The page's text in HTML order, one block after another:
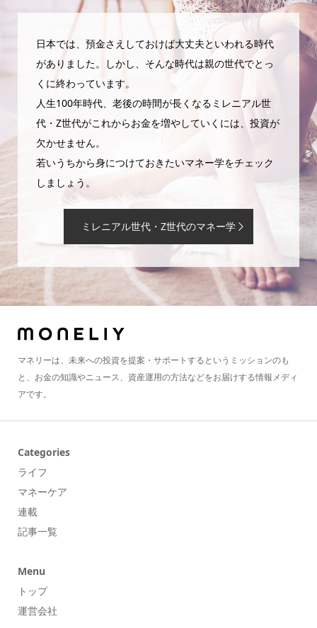
日本では、預金さえしておけば大丈夫といわれる時代
がありました。しかし、そんな時代は親の世代でとっ
くに終わっています。
人生100年時代、老後の時間が長くなるミレニアル世
代・Z世代がこれからお金を増やしていくには、投資が
欠かせません。
若いうちから身につけておきたいマネー学をチェック
しましょう。
ミレニアル世代・Z世代のマネー学
マネリーは、未来への投資を提案・サポートするというミッションのも
と、お金の知識やニュース、資産運用の方法などをお届けする情報メディ
アです。
Categories
ライフ
マネーケア
連載
記事一覧
Menu
トップ
運営会社